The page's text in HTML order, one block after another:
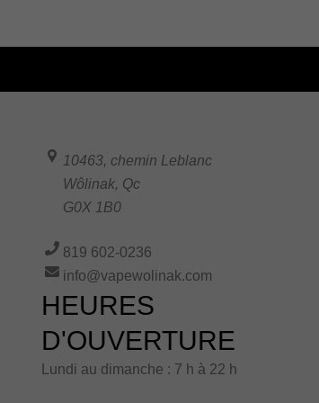
10463, chemin Leblanc
Wôlinak, Qc
G0X 1B0
819 602-0236
info@vapewolinak.com
HEURES
D'OUVERTURE
Lundi au dimanche : 7 h à 22 h